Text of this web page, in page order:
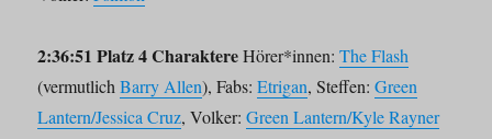
2:36:51 Platz 4 CharaktereHörer*innen:The Flash
(vermutlichBarry Allen), Fabs:Etrigan, Steffen:Green
Lantern/Jessica Cruz, Volker:Green Lantern/Kyle Rayner